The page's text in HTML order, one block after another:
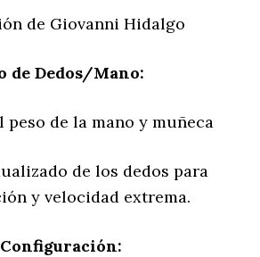
de Giovanni Hidalgo
de Dedos/Mano:
peso de la mano y muñeca
de los dedos para
y velocidad extrema.
Configuración: